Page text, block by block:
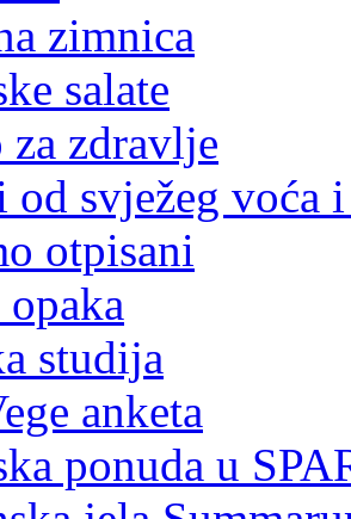
zimnica
salate
za zdravlje
od svježeg voća
otpisani
studija
anketa
ponuda u